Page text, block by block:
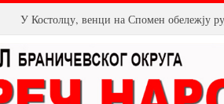
Магла бенд овог викенда у Пожаревцу